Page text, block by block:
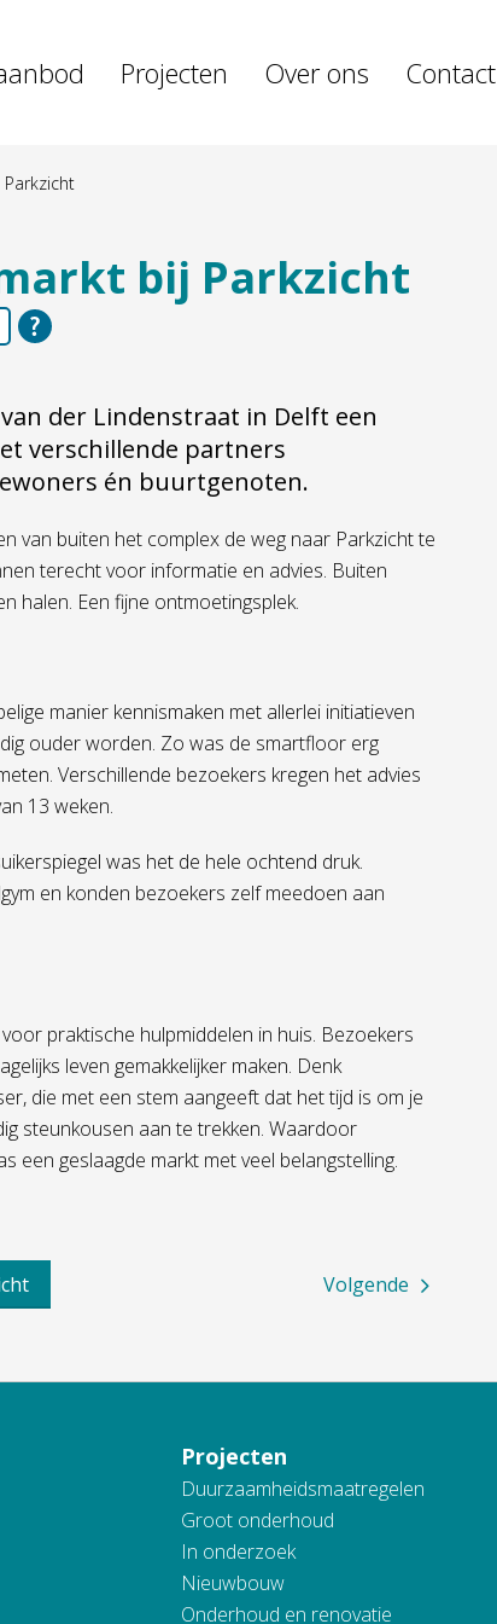
Projecten Over ons Contact
bij Parkzicht
der Lindenstraat in Delft een
verschillende partners
én buurtgenoten.
van buiten het complex de weg naar Parkzicht te
terecht voor informatie en advies. Buiten
halen. Een fijne ontmoetingsplek.
manier kennismaken met allerlei initiatieven
ouder worden. Zo was de smartfloor erg
Verschillende bezoekers kregen het advies
13 weken.
was het de hele ochtend druk.
en konden bezoekers zelf meedoen aan
praktische hulpmiddelen in huis. Bezoekers
leven gemakkelijker maken. Denk
die met een stem aangeeft dat het tijd is om je
steunkousen aan te trekken. Waardoor
een geslaagde markt met veel belangstelling.
Volgende
Projecten
Duurzaamheidsmaatregelen
Groot onderhoud
In onderzoek
Nieuwbouw
Onderhoud en renovatie